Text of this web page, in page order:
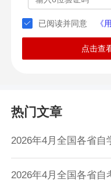
已阅读并同意 《
点击查
热门文章
2026年4月全国各省自学
2026年4月全国各省自考